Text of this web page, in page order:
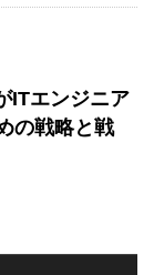
ITエンジニア
の戦略と戦